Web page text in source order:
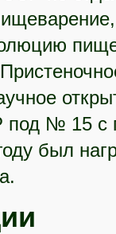
№ 15 с
был